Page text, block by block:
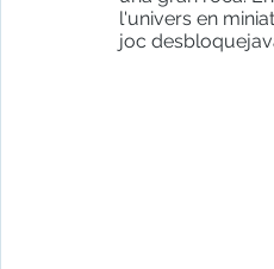
l'univers en
joc